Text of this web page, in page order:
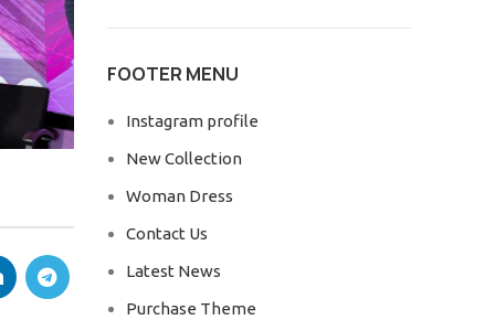
FOOTER MENU
Instagram profile
New Collection
Woman Dress
Contact Us
Latest News
Purchase Theme